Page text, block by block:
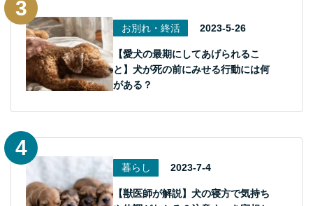
お別れ・終活 2023-5-26
【愛犬の最期にしてあげられるこ
と】犬が死の前にみせる行動には何
がある？
暮らし 2023-7-4
【獣医師が解説】犬の寝方で気持ち